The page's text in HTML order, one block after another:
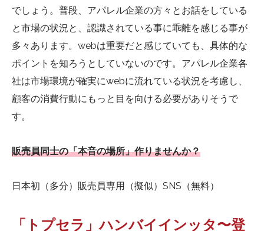
でしょう。 普段、アパレル企業の方々とお話をしている
と市場の状況と、認識されている事に乖離を感じる事が
多々あります。webは重要だと感じていても、具体的な
ポイントを知ろうとしていないのです。 アパレル企業各
社は市場環境が確実にwebに流れている状況を考慮し、
顧客の消費行動にもっと目を向ける必要がありそうで
す。
販売員同士の「本音の場所」作りませんか？
日本初（多分）販売員専用（擬似）SNS（無料）
「トプセラ」ハンバイインッタ〜登